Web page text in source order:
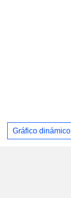
Gráfico dinámico